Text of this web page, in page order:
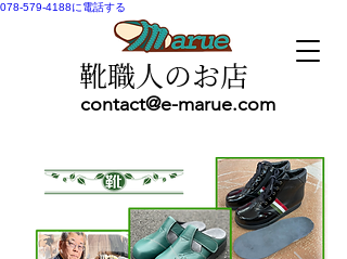
078-579-4188に電話する
contact@e-marue.com
靴職人のお店